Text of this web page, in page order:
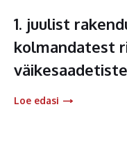
1. juulist
kolmandatest
Loe edasi